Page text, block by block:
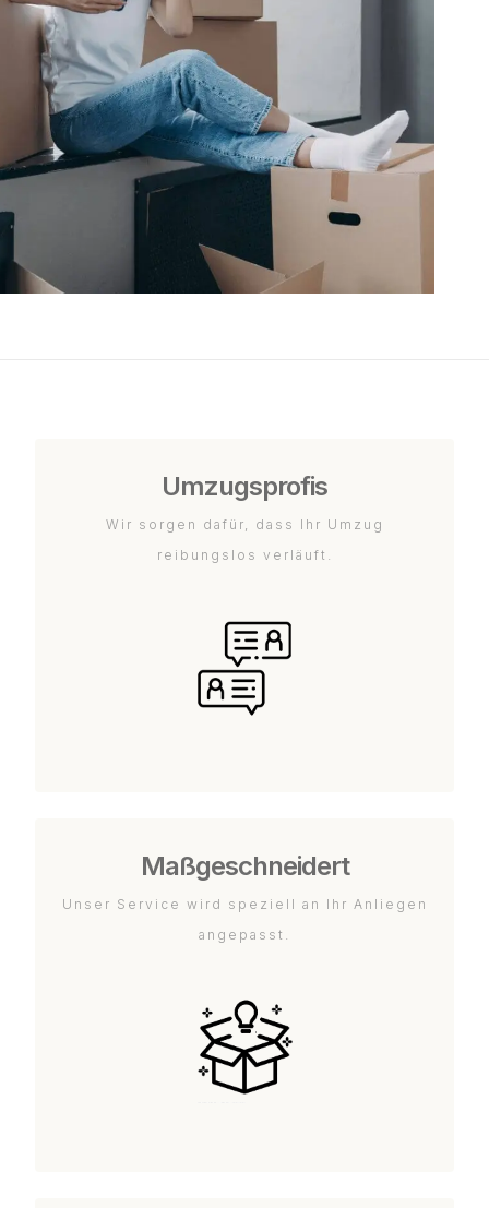
Umzugsprofis
Wir sorgen dafür, dass Ihr Umzug
reibungslos verläuft.
Maßgeschneidert
Unser Service wird speziell an Ihr Anliegen
angepasst.